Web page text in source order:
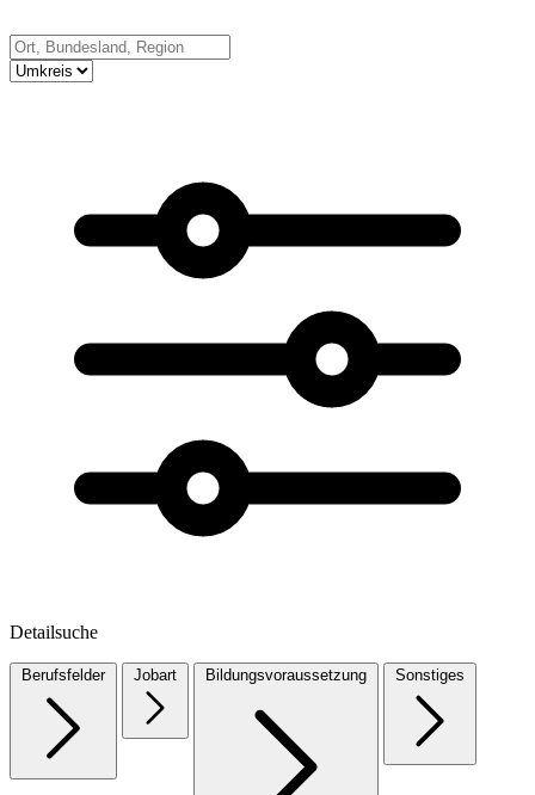
Detailsuche
Berufsfelder Jobart Bildungsvoraussetzung Sonstiges